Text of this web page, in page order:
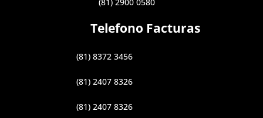
(81) 2900 0580
Telefono Facturas
(81) 8372 3456
(81) 2407 8326
(81) 2407 8326